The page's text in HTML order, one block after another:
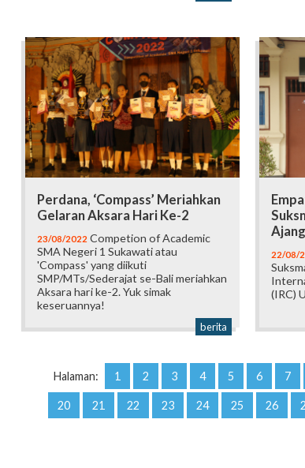
Perdana, ‘Compass’ Meriahkan
Gelaran Aksara Hari Ke-2
23/08/2022 Competion of Academic
SMA Negeri 1 Sukawati atau
'Compass' yang diikuti
SMP/MTs/Sederajat se-Bali meriahkan
Aksara hari ke-2. Yuk simak
keseruannya!
berita
22/08/
(IRC)
Halaman: 1 2 3 4 5 6 7
20 21 22 23 24 25 26